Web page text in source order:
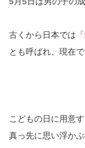
古くから日本では「
とも呼ばれ、現在
こどもの日に用意
真っ先に思い浮か